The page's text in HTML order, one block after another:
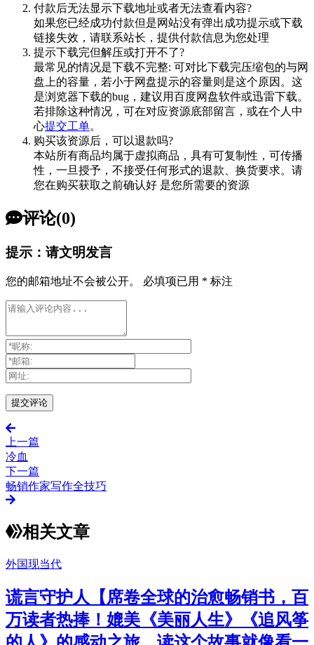
付款后无法显示下载地址或者无法查看内容?
如果您已经成功付款但是网站没有弹出成功提示或下载
链接失效，请联系站长，提供付款信息为您处理
提示下载完但解压或打开不了?
最常见的情况是下载不完整: 可对比下载完压缩包的与网
盘上的容量，若小于网盘提示的容量则是这个原因。这
是浏览器下载的bug，建议用百度网盘软件或迅雷下载。
若排除这种情况，可在对应资源底部留言，或在个人中
心提交工单。
购买该资源后，可以退款吗?
本站所有商品均属于虚拟商品，具有可复制性，可传播
性，一旦授予，不接受任何形式的退款、换货要求。请
您在购买获取之前确认好 是您所需要的资源
评论(0)
提示：请文明发言
您的邮箱地址不会被公开。 必填项已用 * 标注
上一篇
冷血
下一篇
畅销作家写作全技巧
相关文章
外国现当代
谎言守护人【席卷全球的治愈畅销书，百
万读者热捧！媲美《美丽人生》《追风筝